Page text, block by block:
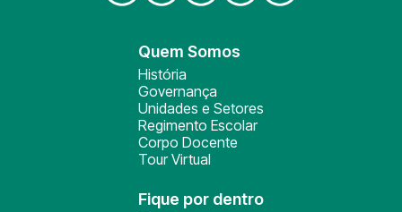
Quem Somos
História
Governança
Unidades e Setores
Regimento Escolar
Corpo Docente
Tour Virtual
Fique por dentro